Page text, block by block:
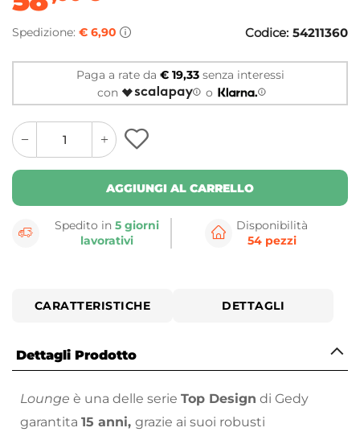
Spedizione: € 6,90 Codice: 54211360
Paga a rate da € 19,33senza interessi
con
o
quantity
button
quantity
minus
button
AGGIUNGI AL CARRELLO
Spedito in5 giorni
lavorativi
Disponibilità
54 pezzi
CARATTERISTICHE DETTAGLI
Dettagli Prodotto
Lounge è una delle serie Top Design di Gedy
garantita 15 anni, grazie ai suoi robusti